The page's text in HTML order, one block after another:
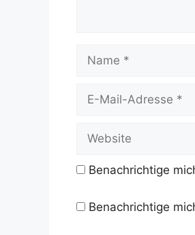
Name
Website
Benachrichtige
Benachrichtige